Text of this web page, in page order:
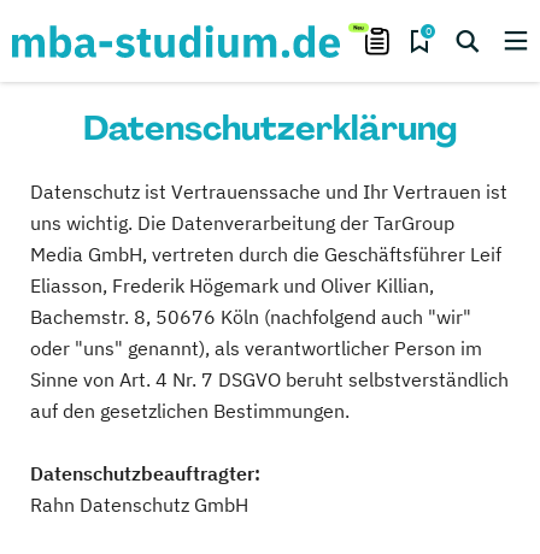
0
Datenschutzerklärung
Datenschutz ist Vertrauenssache und Ihr Vertrauen ist
uns wichtig. Die Datenverarbeitung der TarGroup
Media GmbH, vertreten durch die Geschäftsführer Leif
Eliasson, Frederik Högemark und Oliver Killian,
Bachemstr. 8, 50676 Köln (nachfolgend auch "wir"
oder "uns" genannt), als verantwortlicher Person im
Sinne von Art. 4 Nr. 7 DSGVO beruht selbstverständlich
auf den gesetzlichen Bestimmungen.
Datenschutzbeauftragter:
Rahn Datenschutz GmbH